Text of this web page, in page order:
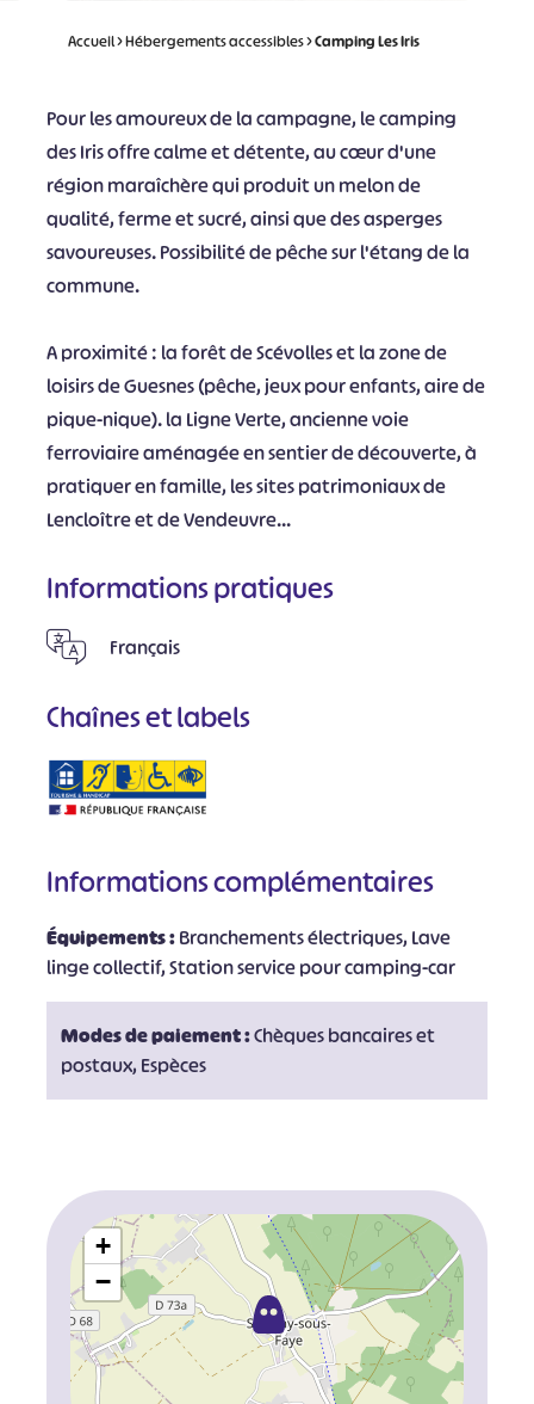
Accueil>Hébergements accessibles>Camping Les Iris
Pour les amoureux de la campagne, le camping
des Iris offre calme et détente, au cœur d'une
région maraîchère qui produit un melon de
qualité, ferme et sucré, ainsi que des asperges
savoureuses. Possibilité de pêche sur l'étang de la
commune.
A proximité : la forêt de Scévolles et la zone de
loisirs de Guesnes (pêche, jeux pour enfants, aire de
pique-nique). la Ligne Verte, ancienne voie
ferroviaire aménagée en sentier de découverte, à
pratiquer en famille, les sites patrimoniaux de
Lencloître et de Vendeuvre...
Informations pratiques
Français
Chaînes et labels
Informations complémentaires
Équipements :Branchements électriques, Lave
linge collectif, Station service pour camping-car
Modes de paiement :Chèques bancaires et
postaux, Espèces
+
−